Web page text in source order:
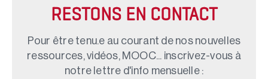
RESTONS EN CONTACT
Pour être tenu.e au courant de nos nouvelles
ressources, vidéos, MOOC... inscrivez-vous à
notre lettre d'info mensuelle :